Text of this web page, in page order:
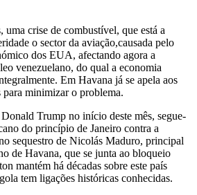
uma crise de combustível, que está a
o sector da aviação,causada pelo
dos EUA, afectando agora a
venezuelano, do qual a economia
Em Havana já se apela aos
para minimizar o problema.
Trump no início deste mês, segue-
do princípio de Janeiro contra a
sequestro de Nicolás Maduro, principal
de Havana, que se junta ao bloqueio
mantém há décadas sobre este país
tem ligações históricas conhecidas.